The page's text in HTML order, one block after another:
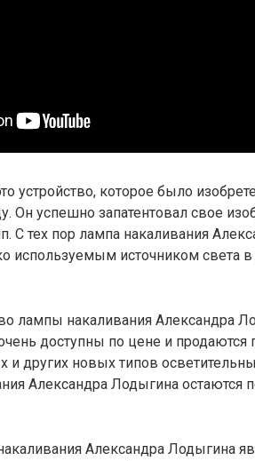
устройство, которое было
Он успешно запатентовал свое
С тех пор лампа накаливания
источником света в
лампы накаливания Александра
доступны по цене и продаются
других новых типов
Александра Лодыгина остаются
Александра Лодыгина